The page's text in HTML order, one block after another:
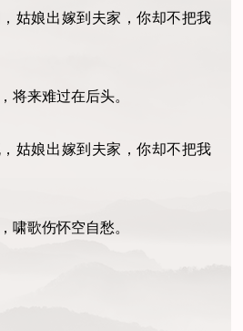
姑娘出嫁到夫家，你却不把我
将来难过在后头。
姑娘出嫁到夫家，你却不把我
啸歌伤怀空自愁。